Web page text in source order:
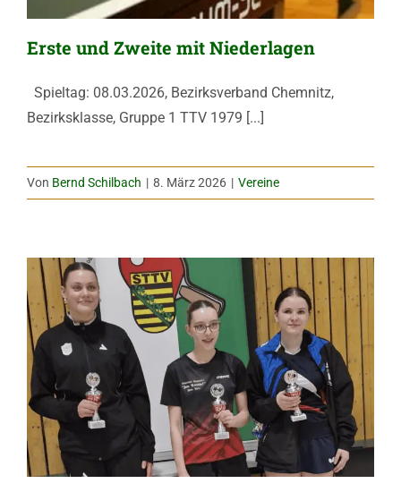
Erste und Zweite mit Niederlagen
Spieltag: 08.03.2026, Bezirksverband Chemnitz,
Bezirksklasse, Gruppe 1 TTV 1979 [...]
Von Bernd Schilbach | 8. März 2026 | Vereine